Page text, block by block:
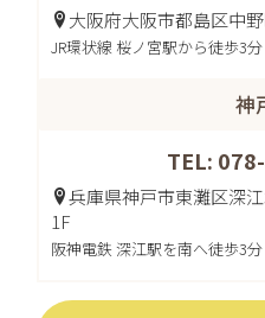
大阪府大阪市都島区中
JR環状線 桜ノ宮駅から徒歩3分
神
TEL:
兵庫県神戸市東灘区深
1F
阪神電鉄 深江駅を南へ徒歩3分